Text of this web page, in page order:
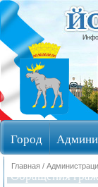
Город
Обращения
Главная /